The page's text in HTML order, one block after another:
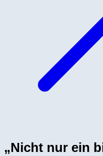
„Nicht nur ein